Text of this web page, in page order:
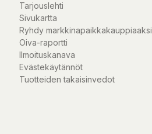
Tarjouslehti
Sivukartta
Ryhdy markkinapaikkakauppiaaksi
Oiva-raportti
Ilmoituskanava
Evästekäytännöt
Tuotteiden takaisinvedot